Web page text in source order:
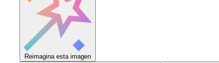
Reimagina esta imagen